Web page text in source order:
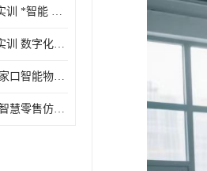
广东新零售物流实训 *智能 实战演练型
肇庆新零售物流实训 数字化赋能 创新实践
智慧物流项目 张家口智能物流装备
实战演练型 淮安智慧零售仿真实训 实战沉浸式